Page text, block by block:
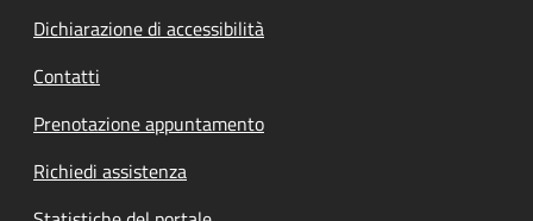
Dichiarazione di accessibilità
Contatti
Prenotazione appuntamento
Richiedi assistenza